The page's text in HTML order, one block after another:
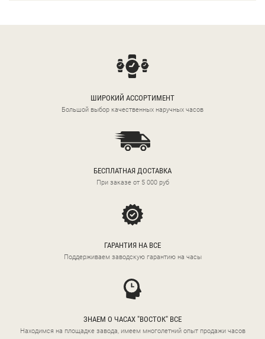
ШИРОКИЙ АССОРТИМЕНТ
Большой выбор качественных наручных часов
БЕСПЛАТНАЯ ДОСТАВКА
При заказе от 5 000 руб
ГАРАНТИЯ НА ВСЕ
Поддерживаем заводскую гарантию на часы
ЗНАЕМ О ЧАСАХ "ВОСТОК" ВСЕ
Находимся на площадке завода, имеем многолетний опыт продажи часов